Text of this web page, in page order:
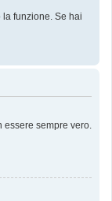
la funzione. Se hai
essere sempre vero.